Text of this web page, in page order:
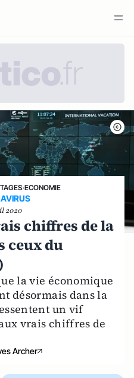
›ECONOMIE
2020
chiffres de la
ceux du
la vie économique
désormais dans la
un vif
vrais chiffres de
Archer